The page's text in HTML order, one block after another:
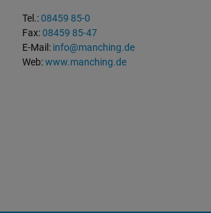
Tel.:08459 85-0
Fax:08459 85-47
E-Mail: info@manching.de
Web:www.manching.de